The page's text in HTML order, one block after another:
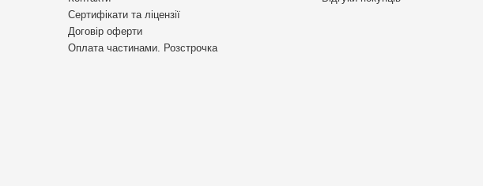
Сертифікати та ліцензії
Договір оферти
Оплата частинами. Розстрочка